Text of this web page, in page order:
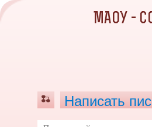
МАОУ -
Написать